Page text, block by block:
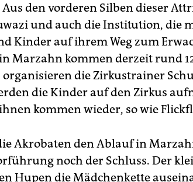
den vorderen Silben dieser
und auch die Institution, die
Kinder auf ihrem Weg zum
Marzahn kommen derzeit rund
die Zirkustrainer
die Kinder auf den Zirkus
kommen wieder, so wie
Akrobaten den Ablauf in
noch der Schluss. Der
Hupen die Mädchenkette